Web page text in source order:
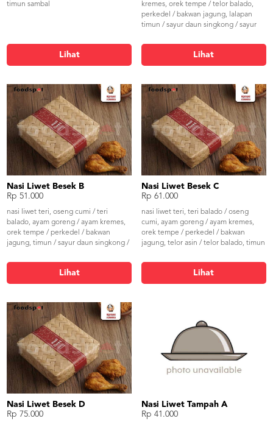
timun sambal
Lihat
kremes, orek tempe / telor balado,
perkedel / bakwan jagung, lalapan
timun / sayur daun singkong / sayur
Lihat
Nasi Liwet Besek B
Rp 51.000
nasi liwet teri, oseng cumi / teri
balado, ayam goreng / ayam kremes,
orek tempe / perkedel / bakwan
jagung, timun / sayur daun singkong /
Lihat
Nasi Liwet Besek C
Rp 61.000
nasi liwet teri, teri balado / oseng
cumi, ayam goreng / ayam kremes,
orek tempe / perkedel / bakwan
jagung, telor asin / telor balado, timun
buncis, sambal & kerupuk
Lihat
Nasi Liwet Besek D
Rp 75.000
Nasi Liwet Tampah A
Rp 41.000